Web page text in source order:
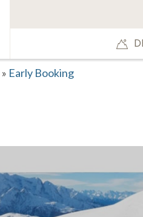
» Early Booking